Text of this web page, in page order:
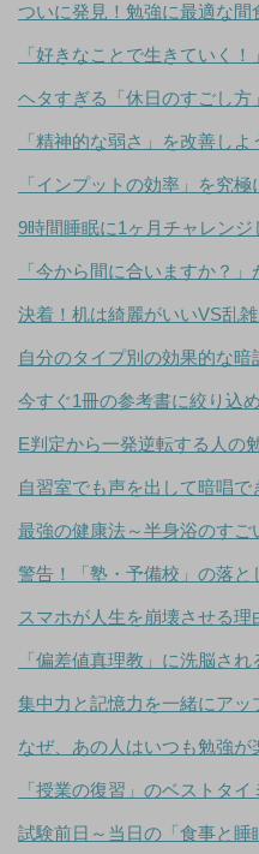
ついに発見！勉強に最適な間
「好きなことで生きていく
ヘタすぎる「休日のすごし方
「精神的な弱さ」を改善し
「インプットの効率」を究
9時間睡眠に1ヶ月チャレンジ
「今から間に合いますか？
決着！机は綺麗がいいVS乱
自分のタイプ別の効果的な暗
今すぐ1冊の参考書に絞り込
E判定から一発逆転する人の
自習室でも声を出して暗唱で
最強の健康法～半身浴のすご
警告！「塾・予備校」の落と
スマホが人生を崩壊させる理
「偏差値真理教」に洗脳され
集中力と記憶力を一緒にアッ
なぜ、あの人はいつも勉強が
「授業の復習」のベストタイ
試験前日～当日の「食事と睡